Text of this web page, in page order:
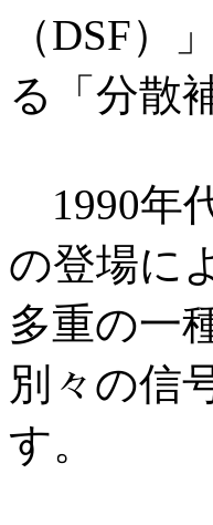
（DSF
る「分散
1990年
の登場に
多重の一
別々の信
す。